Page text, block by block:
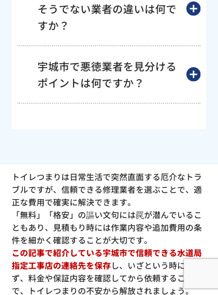
そうでない業者の違いは何で
すか？
宇城市で悪徳業者を見分ける
ポイントは何ですか？
トイレつまりは日常生活で突然直面する厄介なトラ
ブルですが、信頼できる修理業者を選ぶことで、適
正な費用で確実に解決できます。
「無料」「格安」の謳い文句には罠が潜んでいるこ
ともあり、見積もり時には作業内容や追加費用の条
件を細かく確認することが大切です。
この記事で紹介している宇城市で信頼できる水道局
指定工事店の連絡先を保存し、いざという時に慌て
ず、料金や保証内容を確認してから依頼すること
で、トイレつまりの不安から解放されましょう。